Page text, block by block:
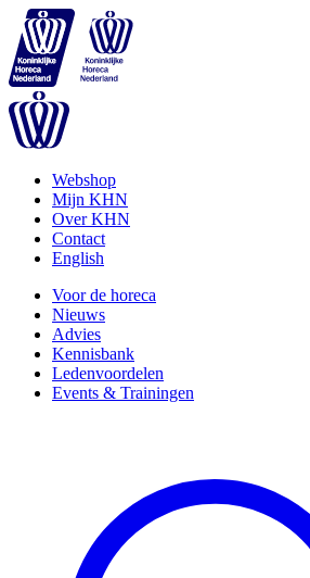
Webshop
Mijn KHN
Over KHN
Contact
English
Voor de horeca
Nieuws
Advies
Kennisbank
Ledenvoordelen
Events & Trainingen